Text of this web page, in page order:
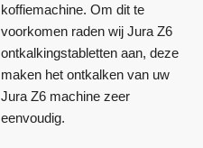
koffiemachine. Om dit te
voorkomen raden wij Jura Z6
ontkalkingstabletten aan, deze
maken het ontkalken van uw
Jura Z6 machine zeer
eenvoudig.